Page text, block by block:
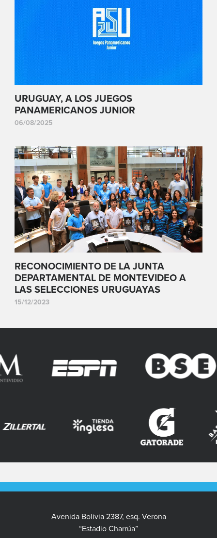
URUGUAY, A LOS JUEGOS
PANAMERICANOS JUNIOR
06/08/2025
RECONOCIMIENTO DE LA JUNTA
DEPARTAMENTAL DE MONTEVIDEO A
LAS SELECCIONES URUGUAYAS
15/12/2023
Avenida Bolivia 2387, esq. Verona
“Estadio Charrúa”